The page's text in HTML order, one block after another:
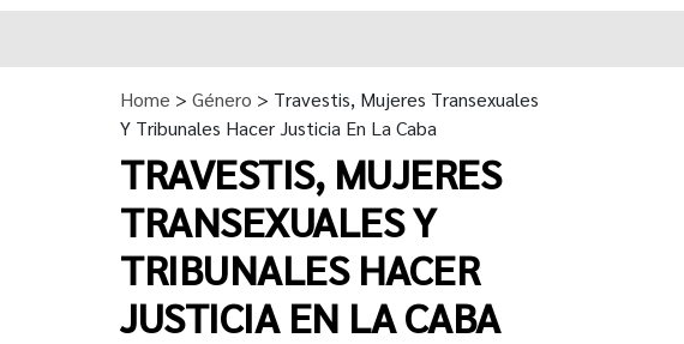
Home > Género > Travestis, Mujeres Transexuales
Y Tribunales Hacer Justicia En La Caba
TRAVESTIS, MUJERES
TRANSEXUALES Y
TRIBUNALES HACER
JUSTICIA EN LA CABA